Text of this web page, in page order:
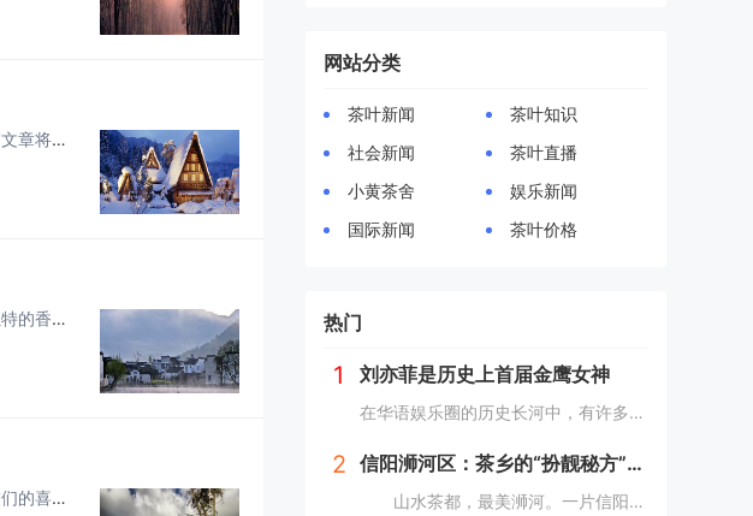
大红袍，作为中国武夷岩茶中的极品，其名字本身就充满了传奇色彩。这篇文章将带你走进大红袍母树的世界，探索这一茶中瑰宝的起源、特点以及它在茶文化中的重要地位。 起源：武夷山的神秘传说 大红袍母树位于福建省武夷山的九龙窠景区内，是四株生长在悬崖...
在武夷山的群峰之间，隐藏着一种茶叶的传奇——大红袍。这种茶叶以其独特的香气和味道闻名于世，而其母树更是茶文化中的瑰宝。本文将带你一窥武夷山大红袍母树的神秘风采，通过图片领略其自然之美。 大红袍母树的起源 大红袍母树位于福建省武夷山的九龙窠...
大红袍茶，作为中国乌龙茶中的珍品，不仅以其独特的香气和味道受到茶友们的喜爱，更因其丰富的健康益处而备受推崇。以下是喝大红袍茶可以带来的五大健康好处： 1. 提神醒脑，增强记忆 大红袍茶含有一定量的咖啡因，适量饮用可以提神醒脑，帮助提高注意...
网站分类
茶叶新闻
茶叶知识
社会新闻
茶叶直播
小黄茶舍
娱乐新闻
国际新闻
茶叶价格
热门
1 刘亦菲是历史上首届金鹰女神
在华语娱乐圈的历史长河中，有许多璀璨的星光，但能够被铭记为“首届”的荣誉，却是寥寥无几。刘亦菲，这位以其清新脱俗的气质和精湛的演技征服了无数观众的女星，便是其中之一。2006年，她以19岁的年纪，成为了历史上首届“金鹰女神”，这一荣誉不仅是...
2 信阳浉河区：茶乡的“扮靓秘方”（图）
山水茶都，最美浉河。一片信阳茶，绿了浉河的山，净了浉河的水，富了浉河的人。 近年来，信阳市浉河区依托资源优势，按照“茶区变景区、茶园变公园、茶山变金山”的一体化发展路子，加快茶旅融合发展，倾力打造以环湖路百里茶廊为主的“一环、两核、十...